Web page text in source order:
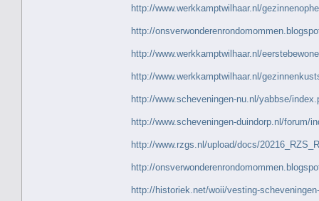
http://www.werkkamptwilhaar.nl/
http://
http://www.werkkamptwilhaar.nl/
http://www.werkkamptwilhaar.nl/
http://www.scheveningen-nu.nl/yabbse/
http://www.scheveningen-duindorp.nl/forum/
http://www.rzgs.nl/upload/docs/
http://
http://historiek.net/woii/vesting-